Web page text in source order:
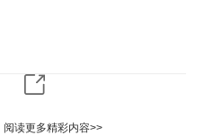
阅读更多精彩内容>>